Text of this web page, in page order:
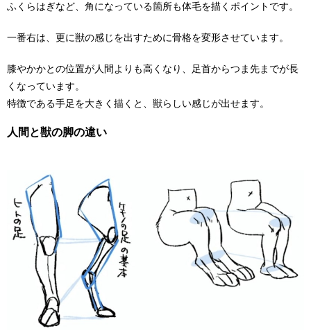
ふくらはぎなど、角になっている箇所も体毛を描くポイントです。
一番右は、更に獣の感じを出すために骨格を変形させています。
膝やかかとの位置が人間よりも高くなり、足首からつま先までが長
くなっています。
特徴である手足を大きく描くと、獣らしい感じが出せます。
人間と獣の脚の違い